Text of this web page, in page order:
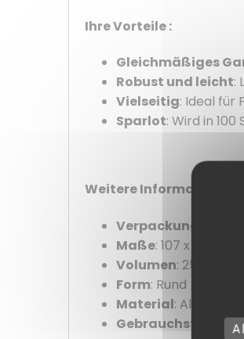
Ihre Vorteile :
Gleichmäßiges
Robust und leicht:
Vielseitig: Ideal für
Sparlot: Wird in
Weitere Informationen :
Verpackung
:
Maße: 107 x 39 ( Ø
Volumen: 251 ml
Form: Rund
Material: Aluminium